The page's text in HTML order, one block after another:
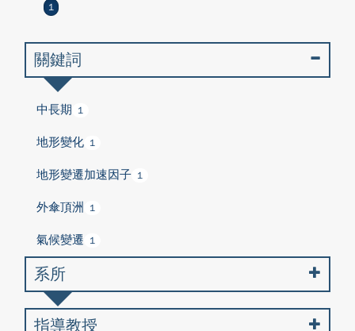
1
關鍵詞
中長期 1
地形變化 1
地形變遷加速因子 1
外傘頂洲 1
氣候變遷 1
系所
指導教授